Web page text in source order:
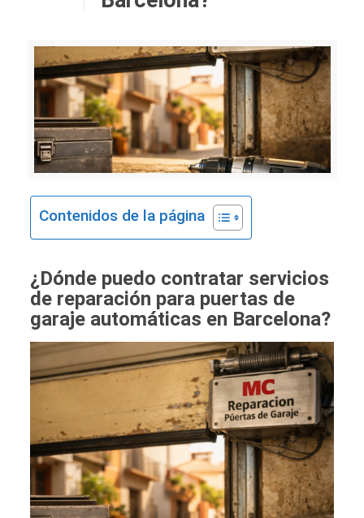
Contenidos de la página
¿Dónde puedo contratar servicios
de reparación para puertas de
garaje automáticas en Barcelona?